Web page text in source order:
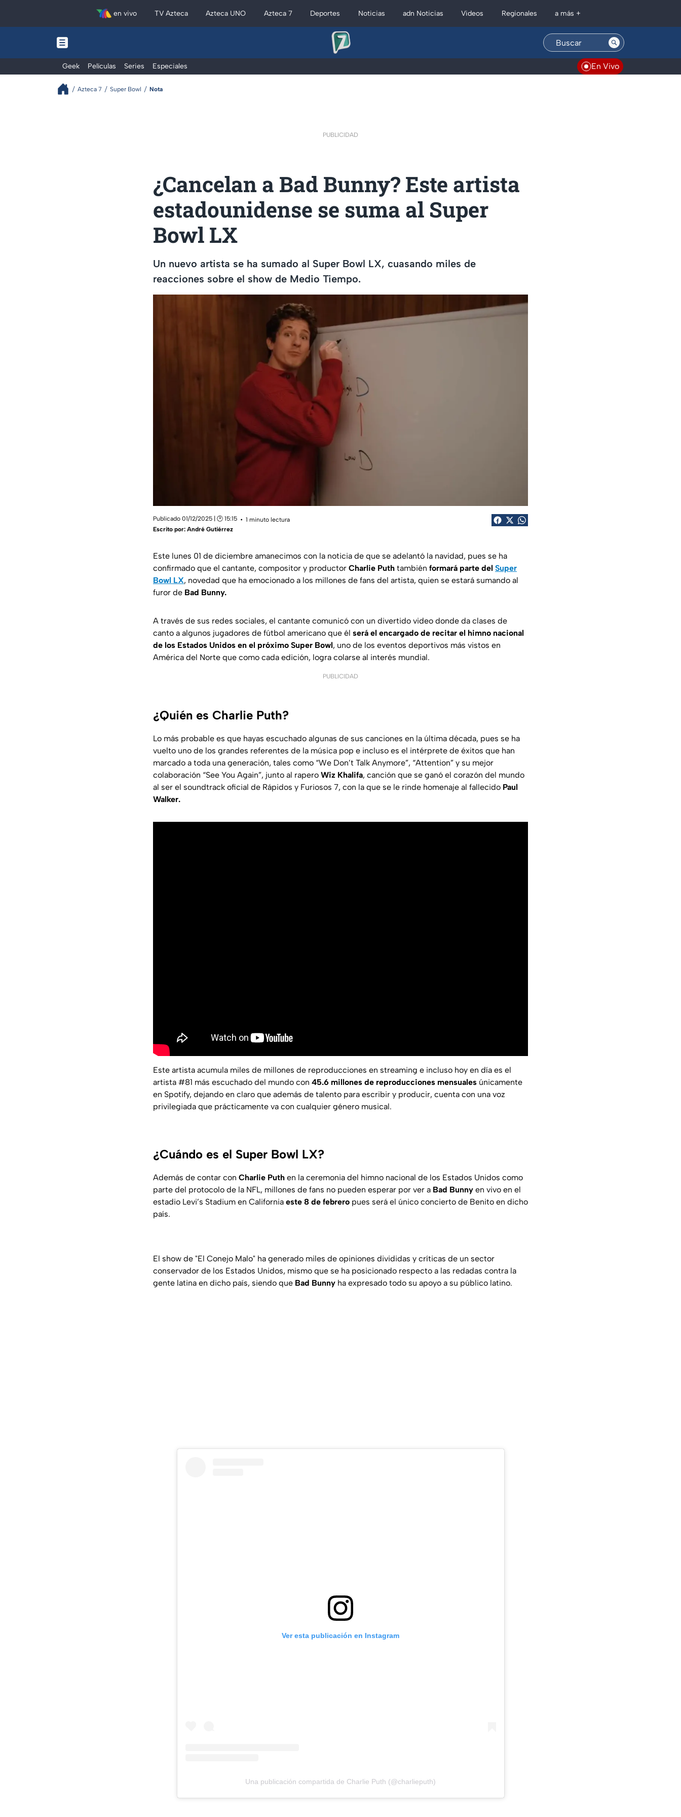
en vivo TV Azteca Azteca UNO Azteca 7 Deportes Noticias adn Noticias Videos Regionales a más +
Geek Películas Series Especiales En Vivo
Azteca 7 Super Bowl Nota
PUBLICIDAD
¿Cancelan a Bad Bunny? Este artista
estadounidense se suma al Super
Bowl LX
Un nuevo artista se ha sumado al Super Bowl LX, cuasando miles de
reacciones sobre el show de Medio Tiempo.
Publicado 01/12/2025 | 🕑 15:15
1 minuto lectura
Escrito por: André Gutiérrez
Este lunes 01 de diciembre amanecimos con la noticia de que se adelantó la navidad, pues se ha
confirmado que el cantante, compositor y productor Charlie Puth también formará parte del Super
Bowl LX, novedad que ha emocionado a los millones de fans del artista, quien se estará sumando al
furor de Bad Bunny.
A través de sus redes sociales, el cantante comunicó con un divertido video donde da clases de
canto a algunos jugadores de fútbol americano que él será el encargado de recitar el himno nacional
de los Estados Unidos en el próximo Super Bowl, uno de los eventos deportivos más vistos en
América del Norte que como cada edición, logra colarse al interés mundial.
PUBLICIDAD
¿Quién es Charlie Puth?
Lo más probable es que hayas escuchado algunas de sus canciones en la última década, pues se ha
vuelto uno de los grandes referentes de la música pop e incluso es el intérprete de éxitos que han
marcado a toda una generación, tales como “We Don’t Talk Anymore”, “Attention” y su mejor
colaboración “See You Again”, junto al rapero Wiz Khalifa, canción que se ganó el corazón del mundo
al ser el soundtrack oficial de Rápidos y Furiosos 7, con la que se le rinde homenaje al fallecido Paul
Walker.
Este artista acumula miles de millones de reproducciones en streaming e incluso hoy en día es el
artista #81 más escuchado del mundo con 45.6 millones de reproducciones mensuales únicamente
en Spotify, dejando en claro que además de talento para escribir y producir, cuenta con una voz
privilegiada que prácticamente va con cualquier género musical.
¿Cuándo es el Super Bowl LX?
Además de contar con Charlie Puth en la ceremonia del himno nacional de los Estados Unidos como
parte del protocolo de la NFL, millones de fans no pueden esperar por ver a Bad Bunny en vivo en el
estadio Levi’s Stadium en California este 8 de febrero pues será el único concierto de Benito en dicho
país.
El show de "El Conejo Malo" ha generado miles de opiniones divididas y críticas de un sector
conservador de los Estados Unidos, mismo que se ha posicionado respecto a las redadas contra la
gente latina en dicho país, siendo que Bad Bunny ha expresado todo su apoyo a su público latino.
Ver esta publicación en Instagram
Una publicación compartida de Charlie Puth (@charlieputh)